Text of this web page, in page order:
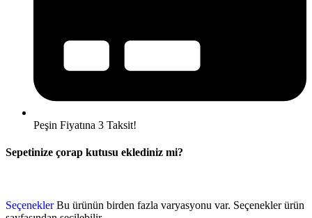
Peşin Fiyatına 3 Taksit!
Sepetinize çorap kutusu eklediniz mi?
Seçenekler Bu ürünün birden fazla varyasyonu var. Seçenekler ürün